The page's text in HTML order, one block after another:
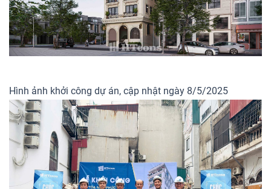
Hình ảnh khởi công dự án, cập nhật ngày 8/5/2025